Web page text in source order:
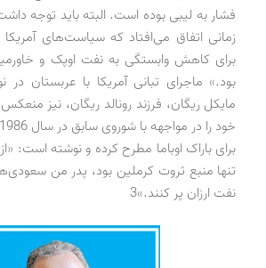
فشار به لیبی بوده است. البته باید توجه
زمانی اتفاق می‌افتاد که سیاست‌های
برای کاهش وابستگی به نفت اوپک و
بود.» ماجرای تبانی آمریکا با عربستان
مایکل ریگان، فرزند رونالد ریگان، نیز
برای باراک اوباما مطرح کرده و نوشته است:
تنها منبع ثروت کرملین بود، پدر من سعودی‌ها
نفت ارزان پر کنند.»3